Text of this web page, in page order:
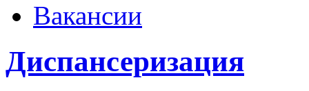
Вакансии
Диспансеризация